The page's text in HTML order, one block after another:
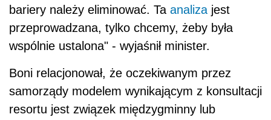
bariery należy eliminować. Ta analiza jest
przeprowadzana, tylko chcemy, żeby była
wspólnie ustalona" - wyjaśnił minister.
Boni relacjonował, że oczekiwanym przez
samorządy modelem wynikającym z konsultacji
resortu jest związek międzygminny lub